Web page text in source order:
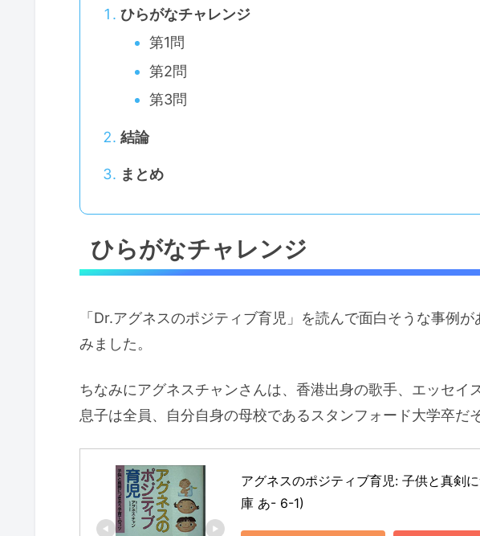
ひらがなチャレンジ
第1問
第2問
第3問
結論
まとめ
ひらがなチャレンジ
「Dr.アグネスのポジティブ育児」を読んで面白そうな事例
みました。
ちなみにアグネスチャンさんは、香港出身の歌手、エッセイ
息子は全員、自分自身の母校であるスタンフォード大学卒だ
アグネスのポジティブ育児: 子供と真剣
庫 あ- 6-1)